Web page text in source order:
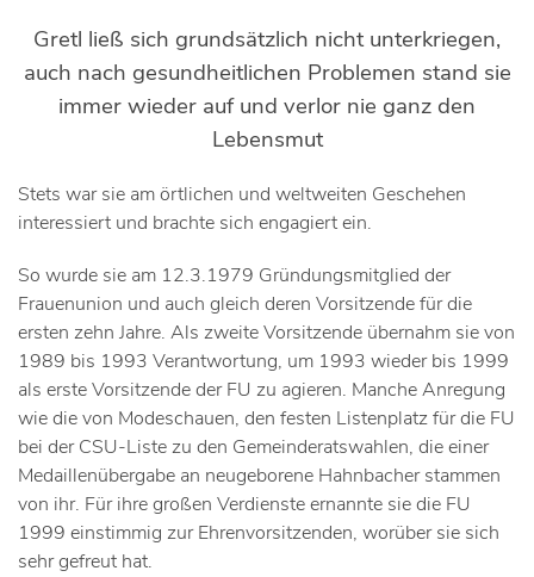
Gretl ließ sich grundsätzlich nicht unterkriegen,
auch nach gesundheitlichen Problemen stand sie
immer wieder auf und verlor nie ganz den
Lebensmut
Stets war sie am örtlichen und weltweiten Geschehen
interessiert und brachte sich engagiert ein.
So wurde sie am 12.3.1979 Gründungsmitglied der
Frauenunion und auch gleich deren Vorsitzende für die
ersten zehn Jahre. Als zweite Vorsitzende übernahm sie von
1989 bis 1993 Verantwortung, um 1993 wieder bis 1999
als erste Vorsitzende der FU zu agieren. Manche Anregung
wie die von Modeschauen, den festen Listenplatz für die FU
bei der CSU-Liste zu den Gemeinderatswahlen, die einer
Medaillenübergabe an neugeborene Hahnbacher stammen
von ihr. Für ihre großen Verdienste ernannte sie die FU
1999 einstimmig zur Ehrenvorsitzenden, worüber sie sich
sehr gefreut hat.